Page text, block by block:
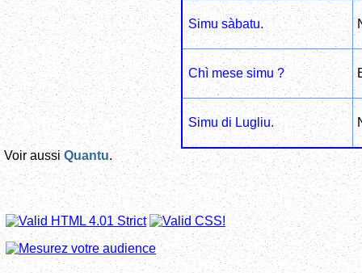
Simu sàbatu.
Chì mese simu ?
Simu di Lugliu.
Voir aussiQuantu.